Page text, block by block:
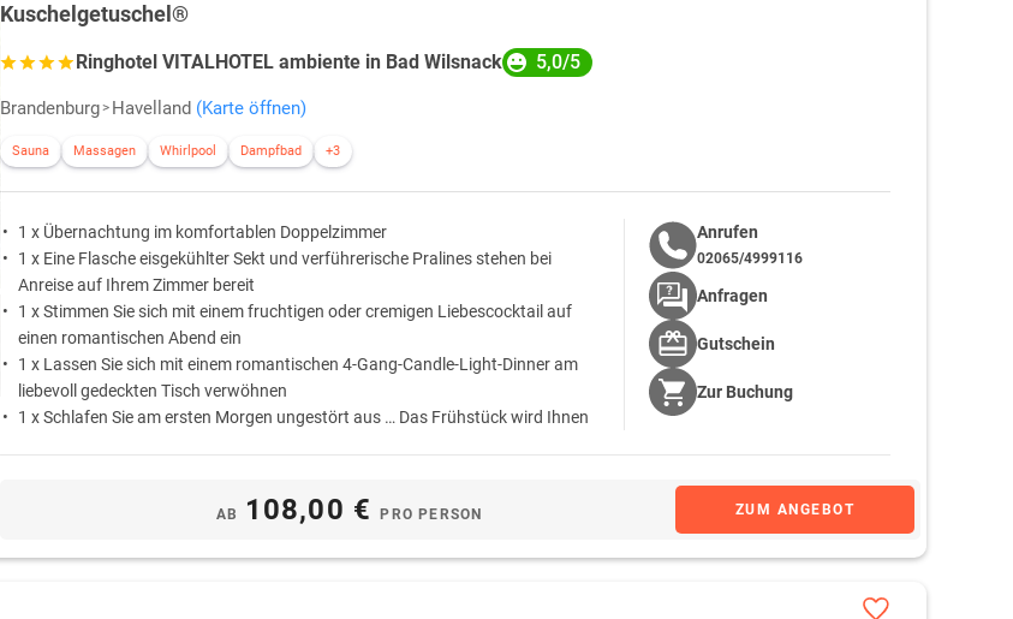
Kuschelgetuschel®
Ringhotel VITALHOTEL ambiente in Bad Wilsnack 5,0/5
Brandenburg Havelland (Karte öffnen)
Sauna Massagen Whirlpool Dampfbad +3
1 x Übernachtung im komfortablen Doppelzimmer
1 x Eine Flasche eisgekühlter Sekt und verführerische Pralines stehen bei
Anreise auf Ihrem Zimmer bereit
1 x Stimmen Sie sich mit einem fruchtigen oder cremigen Liebescocktail auf
einen romantischen Abend ein
1 x Lassen Sie sich mit einem romantischen 4-Gang-Candle-Light-Dinner am
liebevoll gedeckten Tisch verwöhnen
1 x Schlafen Sie am ersten Morgen ungestört aus … Das Frühstück wird Ihnen
AB 108,00 €PRO PERSON ZUM ANGEBOT
Anrufen
02065/4999116
Anfragen
Gutschein
Zur Buchung